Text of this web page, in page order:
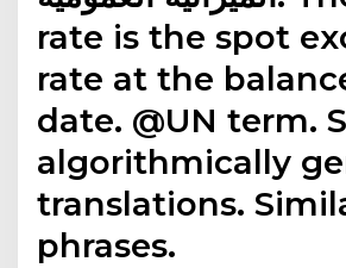
rate is the spot
rate at the
date. @UN term.
algorithmically
translations.
phrases.